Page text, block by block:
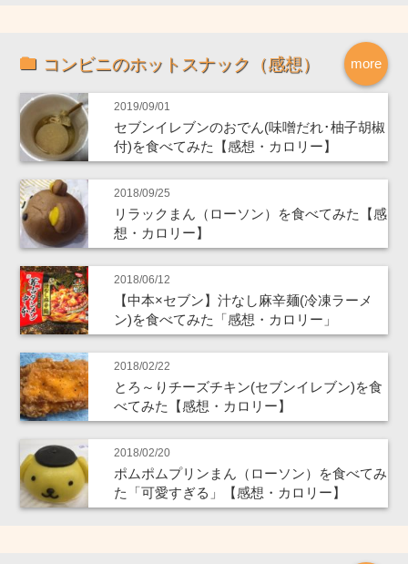
more
コンビニのホットスナック（感想）
2019/09/01
セブンイレブンのおでん(味噌だれ･柚子胡椒
付)を食べてみた【感想・カロリー】
2018/09/25
リラックまん（ローソン）を食べてみた【感
想・カロリー】
2018/06/12
【中本×セブン】汁なし麻辛麺(冷凍ラーメ
ン)を食べてみた「感想・カロリー」
2018/02/22
とろ～りチーズチキン(セブンイレブン)を食
べてみた【感想・カロリー】
2018/02/20
ポムポムプリンまん（ローソン）を食べてみ
た「可愛すぎる」【感想・カロリー】